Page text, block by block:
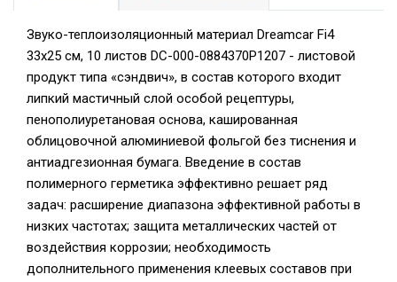
Звуко-теплоизоляционный материал Dreamcar Fi4
33x25 см, 10 листов DC-000-0884370P1207 - листовой
продукт типа «сэндвич», в состав которого входит
липкий мастичный слой особой рецептуры,
пенополиуретановая основа, кашированная
облицовочной алюминиевой фольгой без тиснения и
антиадгезионная бумага. Введение в состав
полимерного герметика эффективно решает ряд
задач: расширение диапазона эффективной работы в
низких частотах; защита металлических частей от
воздействия коррозии; необходимость
дополнительного применения клеевых составов при